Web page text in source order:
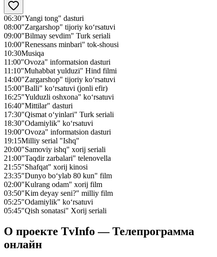
06:30"Yangi tong" dasturi
08:00"Zargarshop" tijoriy ko‘rsatuvi
09:00"Bilmay sevdim" Turk seriali
10:00"Renessans minbari" tok-shousi
10:30Musiqa
11:00"Ovoza" informatsion dasturi
11:10"Мuhabbat yulduzi" Hind filmi
14:00"Zargarshop" tijoriy ko‘rsatuvi
15:00"Balli" ko‘rsatuvi (jonli efir)
16:25"Yulduzli oshxona" ko‘rsatuvi
16:40"Mittilar" dasturi
17:30"Qismat o‘yinlari" Turk seriali
18:30"Odamiylik" ko‘rsatuvi
19:00"Ovoza" informatsion dasturi
19:15Milliy serial "Ishq"
20:00"Samoviy ishq" xorij seriali
21:00"Taqdir zarbalari" telenovella
21:55"Shafqat" xorij kinosi
23:35"Dunyo bo‘ylab 80 kun" film
02:00"Kulrang odam" xorij film
03:50"Kim deyay seni?" milliy film
05:25"Odamiylik" ko‘rsatuvi
05:45"Qish sonatasi" Xorij seriali
О проекте TvInfo — Телепрограмма
онлайн